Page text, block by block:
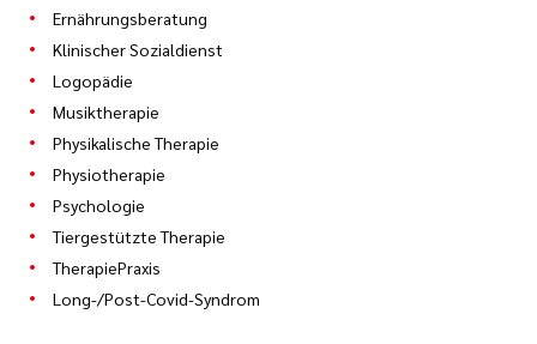
Ernährungsberatung
Klinischer Sozialdienst
Logopädie
Musiktherapie
Physikalische Therapie
Physiotherapie
Psychologie
Tiergestützte Therapie
TherapiePraxis
Long-/Post-Covid-Syndrom